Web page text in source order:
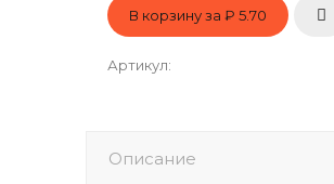
В корзину за ₽ 5.70
Артикул:
Описание